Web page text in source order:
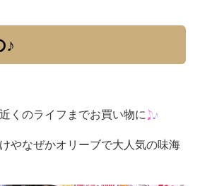
♪
くのライフまでお買い物に
やなぜかオリーブで大人気の味海